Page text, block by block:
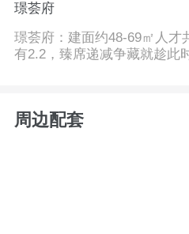
璟荟府
璟荟府：建面约48-69㎡人才
有2.2，臻席递减争藏就趁此
周边配套